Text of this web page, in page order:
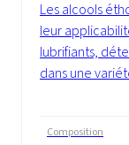
Les alcools
leur
lubrifiants,
dans une
Composition